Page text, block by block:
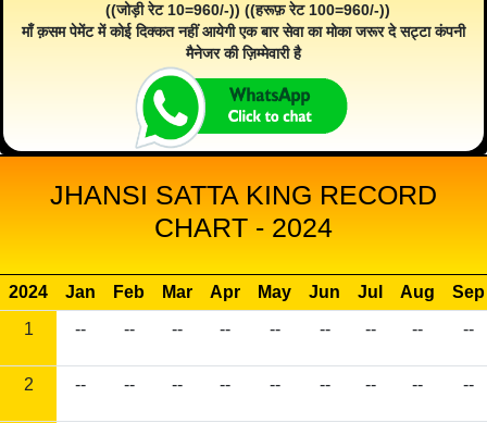
((जोड़ी रेट 10=960/-)) ((हरूफ़ रेट 100=960/-))
माँ क़सम पेमेंट में कोई दिक्कत नहीं आयेगी एक बार सेवा का मोका जरूर दे सट्टा कंपनी
मैनेजर की ज़िम्मेवारी है
JHANSI SATTA KING RECORD
CHART - 2024
2024 Jan Feb Mar Apr May Jun Jul Aug
Sep
1
-- -- -- -- -- -- -- -- --
2 -- -- -- -- -- -- -- -- --